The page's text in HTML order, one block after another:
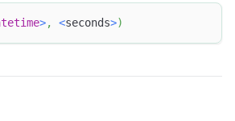
>, <seconds>)